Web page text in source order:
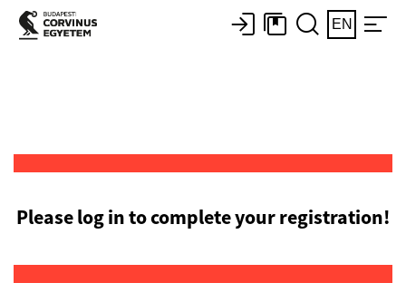
EN
Please log in to complete your registration!